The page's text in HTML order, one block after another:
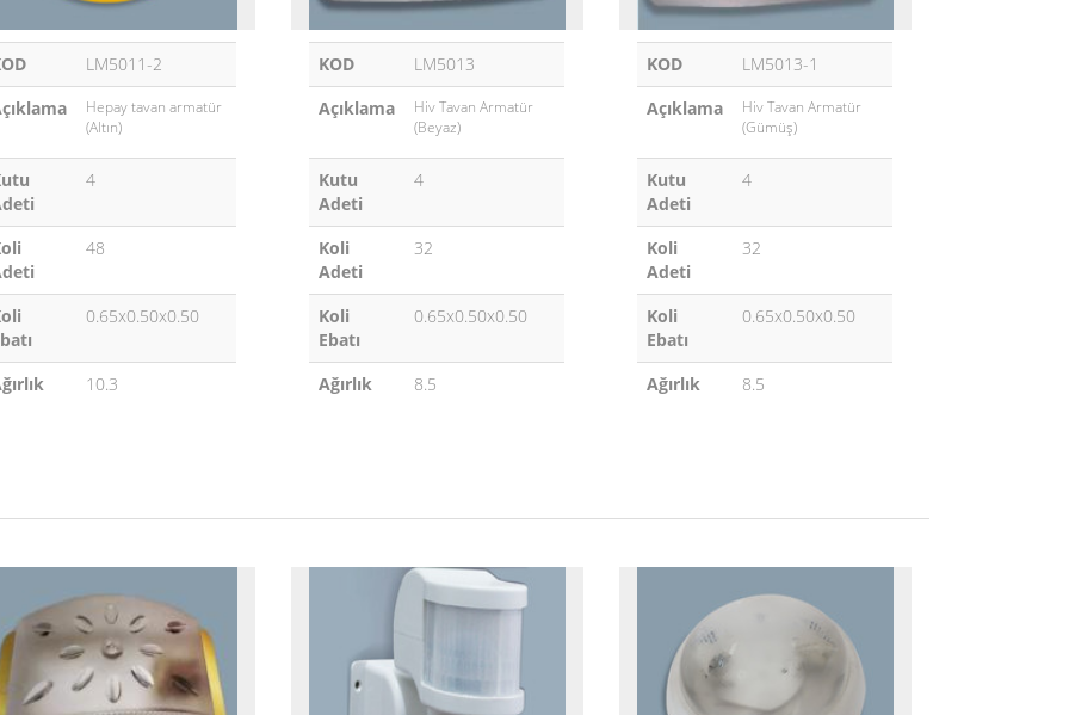
LM5011-2
Hepay tavan armatür
(Altın)
4
48
0.65x0.50x0.50
10.3
KOD
LM5013
Açıklama
Hiv Tavan Armatür
(Beyaz)
Kutu
Adeti
4
Koli
Adeti
32
Koli
Ebatı
0.65x0.50x0.50
Ağırlık 8.5
KOD
LM5013-1
Açıklama
Hiv Tavan Armatür
(Gümüş)
Kutu
Adeti
4
Koli
Adeti
32
Koli
Ebatı
0.65x0.50x0.50
Ağırlık 8.5